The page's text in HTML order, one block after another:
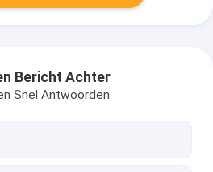
Bericht Achter
Snel Antwoorden